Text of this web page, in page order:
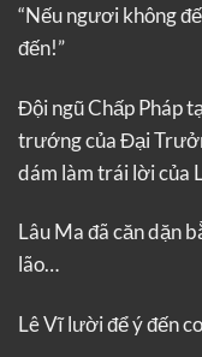
“Nếu ngươi không
đến!”
Đội ngũ Chấp Pháp
trướng của Đại
dám làm trái lời của
Lâu Ma đã căn dặn
lão…
Lê Vĩ lười để ý đến